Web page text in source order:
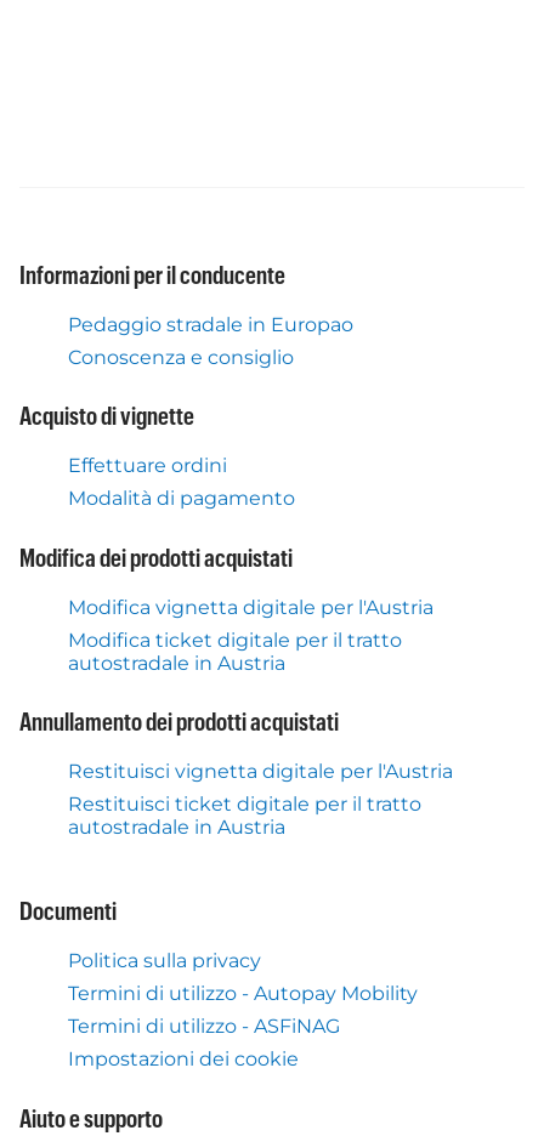
Informazioni per il conducente
Pedaggio stradale in Europao
Conoscenza e consiglio
Acquisto di vignette
Effettuare ordini
Modalità di pagamento
Modifica dei prodotti acquistati
Modifica vignetta digitale per l'Austria
Modifica ticket digitale per il tratto
autostradale in Austria
Annullamento dei prodotti acquistati
Restituisci vignetta digitale per l'Austria
Restituisci ticket digitale per il tratto
autostradale in Austria
Documenti
Politica sulla privacy
Termini di utilizzo - Autopay Mobility
Termini di utilizzo - ASFiNAG
Impostazioni dei cookie
Aiuto e supporto